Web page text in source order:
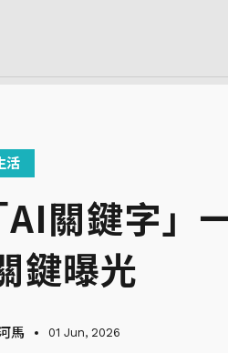
活
關鍵字」
鍵曝光
馬 01 Jun, 2026